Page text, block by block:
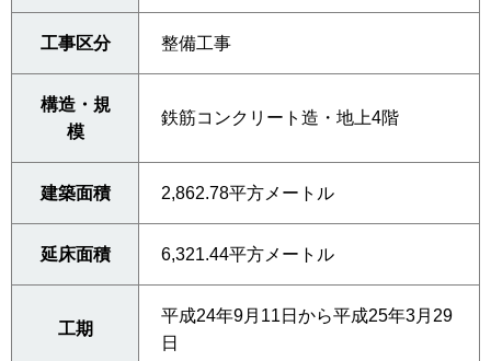
工事区分 整備工事
構造・規
模
鉄筋コンクリート造・地上4階
建築面積 2,862.78平方メートル
延床面積 6,321.44平方メートル
工期
平成24年9月11日から平成25年3月29
日